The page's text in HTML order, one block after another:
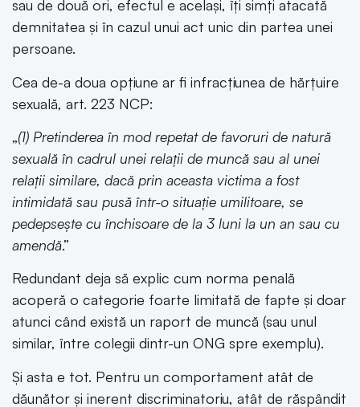
sau de două ori, efectul e același, îți simți atacată
demnitatea și în cazul unui act unic din partea unei
persoane.
Cea de-a doua opțiune ar fi infracțiunea de hărțuire
sexuală, art. 223 NCP:
„(1) Pretinderea în mod repetat de favoruri de natură
sexuală în cadrul unei relații de muncă sau al unei
relații similare, dacă prin aceasta victima a fost
intimidată sau pusă într-o situație umilitoare, se
pedepsește cu închisoare de la 3 luni la un an sau cu
amendă.”
Redundant deja să explic cum norma penală
acoperă o categorie foarte limitată de fapte și doar
atunci când există un raport de muncă (sau unul
similar, între colegii dintr-un ONG spre exemplu).
Și asta e tot. Pentru un comportament atât de
dăunător și inerent discriminatoriu, atât de răspândit